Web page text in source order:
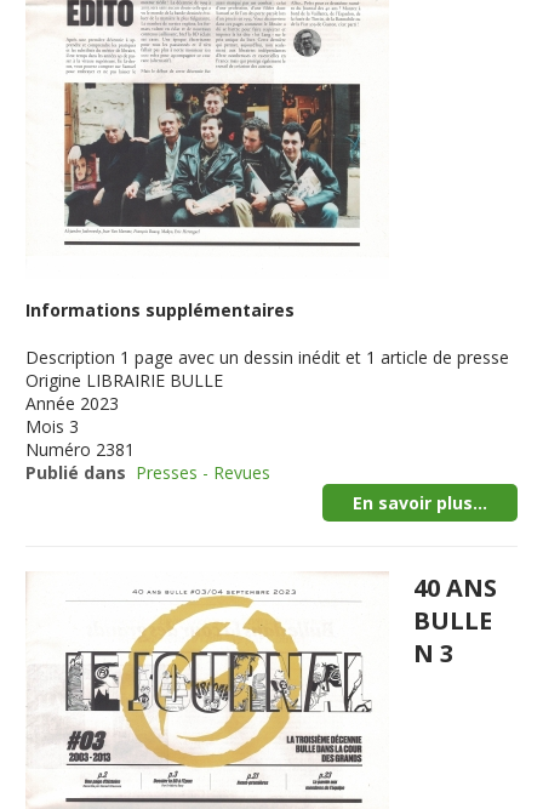
Informations supplémentaires
Description 1 page avec un dessin inédit et 1 article de presse
Origine LIBRAIRIE BULLE
Année 2023
Mois 3
Numéro 2381
Publié dans Presses - Revues
En savoir plus...
40 ANS
BULLE
N 3